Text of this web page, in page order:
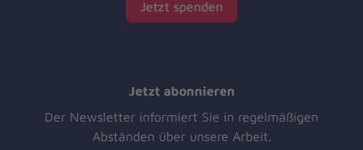
Jetzt spenden
Jetzt abonnieren
Der Newsletter informiert Sie in regelmäßigen
Abständen über unsere Arbeit.